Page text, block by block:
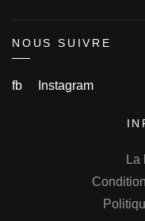
NOUS SUIVRE
fb Instagram
La